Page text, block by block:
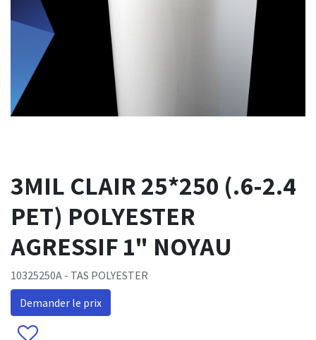
3MIL CLAIR 25*250 (.6-2.4
PET) POLYESTER
AGRESSIF 1" NOYAU
10325250A - TAS POLYESTER
Demander le prix